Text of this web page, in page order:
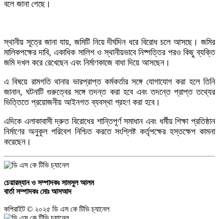
বলে জানা গেছে।
স্থানীয় সূত্রে জানা যায়, জমিটি নিয়ে দীর্ঘদিন ধরে বিরোধ চলে আসছে। জমির
মালিকপক্ষের দাবি, একাধিক সালিশ ও স্থানীয়ভাবে নিষ্পত্তির পরও কিছু ব্যক্তি
জমি দখল করে রেখেছেন এবং নির্মাণকাজে বাধা দিয়ে আসছেন।
এ বিষয়ে রামগতি থানার ভারপ্রাপ্ত কর্মকর্তার সঙ্গে যোগাযোগ করা হলে তিনি
জানান, ঘটনাটি গুরুত্বের সঙ্গে তদন্ত করা হবে এবং তদন্তে প্রাপ্ত তথ্যের
ভিত্তিতে প্রয়োজনীয় আইনগত ব্যবস্থা গ্রহণ করা হবে।
এদিকে এলাকাবাসী দ্রুত বিরোধের শান্তিপূর্ণ সমাধান এবং ধর্মীয় শিক্ষা প্রতিষ্ঠান
নির্মাণের অনুকূল পরিবেশ নিশ্চিত করতে সংশ্লিষ্ট কর্তৃপক্ষের হস্তক্ষেপ কামনা
করেছেন।
চেয়ারম্যান ও সম্পাদকঃসামসুল আলম
বার্তা সম্পাদকঃমোঃ আসআদ
কপিরাইট © ২০২৫ ডি এস কে টিভি চ্যানেল